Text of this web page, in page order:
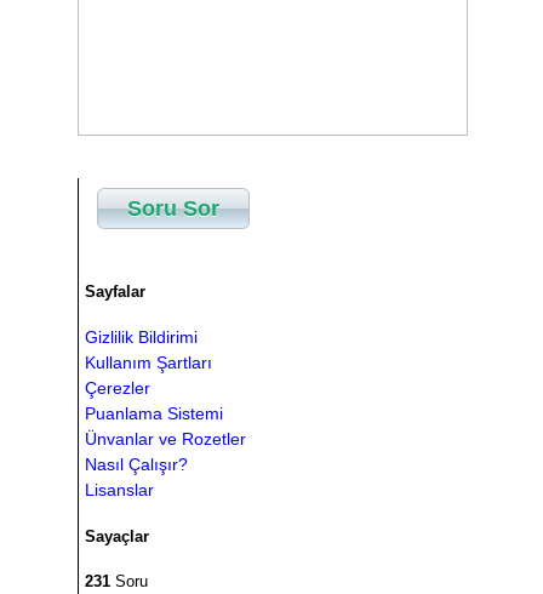
Soru Sor
Sayfalar
Gizlilik Bildirimi
Kullanım Şartları
Çerezler
Puanlama Sistemi
Ünvanlar ve Rozetler
Nasıl Çalışır?
Lisanslar
Sayaçlar
231 Soru